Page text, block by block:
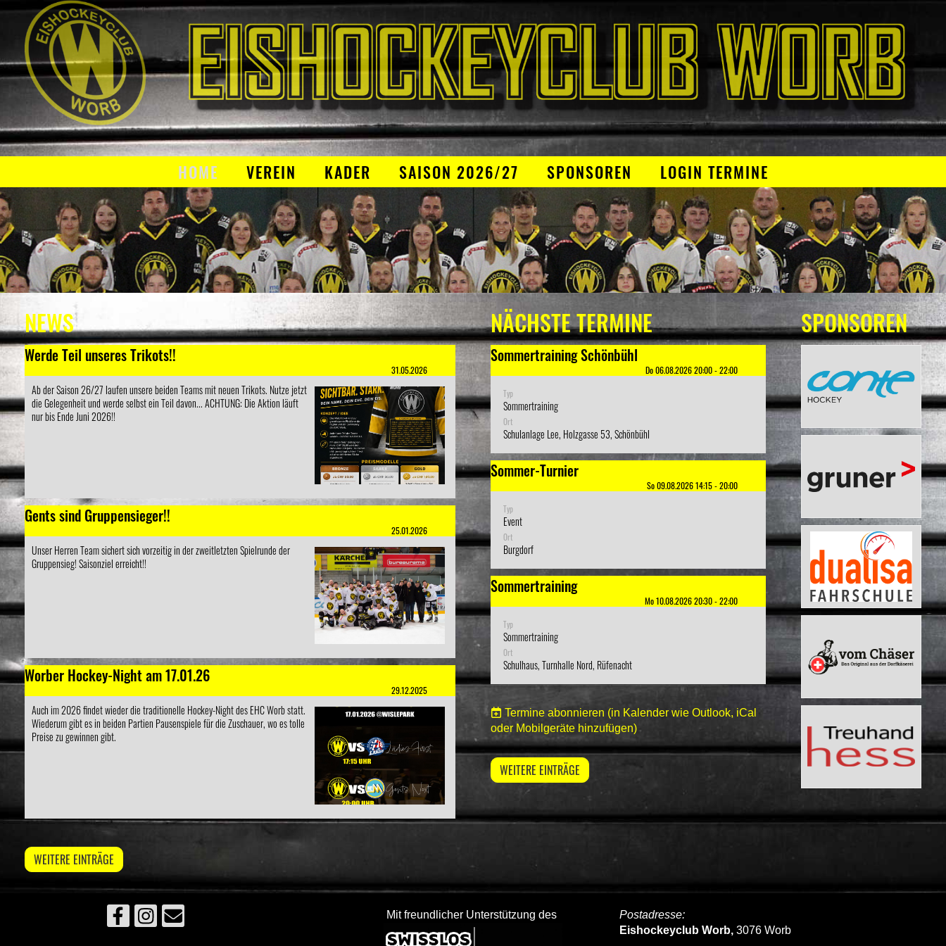
HOME VEREIN KADER SAISON 2026/27 SPONSOREN LOGIN TERMINE
NEWS
Werde Teil unseres Trikots!!
31.05.2026
Ab der Saison 26/27 laufen unsere beiden Teams mit neuen Trikots. Nutze jetzt
die Gelegenheit und werde selbst ein Teil davon... ACHTUNG: Die Aktion läuft
nur bis Ende Juni 2026!!
Gents sind Gruppensieger!!
25.01.2026
Unser Herren Team sichert sich vorzeitig in der zweitletzten Spielrunde der
Gruppensieg! Saisonziel erreicht!!
Worber Hockey-Night am 17.01.26
29.12.2025
Auch im 2026 findet wieder die traditionelle Hockey-Night des EHC Worb statt.
Wiederum gibt es in beiden Partien Pausenspiele für die Zuschauer, wo es tolle
Preise zu gewinnen gibt.
WEITERE EINTRÄGE
NÄCHSTE TERMINE
Sommertraining Schönbühl
Do 06.08.2026 20:00 - 22:00
Typ
Sommertraining
Ort
Schulanlage Lee, Holzgasse 53, Schönbühl
Sommer-Turnier
So 09.08.2026 14:15 - 20:00
Typ
Event
Ort
Burgdorf
Sommertraining
Mo 10.08.2026 20:30 - 22:00
Typ
Sommertraining
Ort
Schulhaus, Turnhalle Nord, Rüfenacht
Termine abonnieren (in Kalender wie Outlook, iCal
oder Mobilgeräte hinzufügen)
WEITERE EINTRÄGE
SPONSOREN
Mit freundlicher Unterstützung des
Postadresse:
Eishockeyclub Worb,3076 Worb